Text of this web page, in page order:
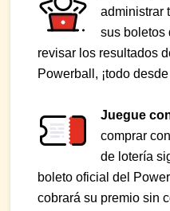
administrar
sus boletos
revisar los resultados
Powerball, ¡todo
Juegue
comprar
de lotería
boleto oficial del
cobrará su premio sin